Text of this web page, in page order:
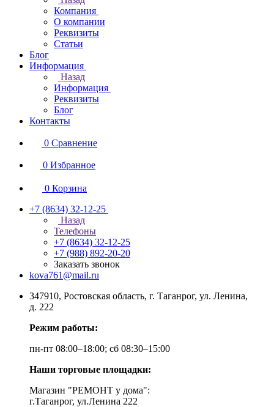
Компания
О компании
Реквизиты
Статьи
Блог
Информация
Назад
Информация
Реквизиты
Блог
Контакты
0 Сравнение
0 Избранное
0 Корзина
+7 (8634) 32-12-25
Назад
Телефоны
+7 (8634) 32-12-25
+7 (988) 892-20-20
Заказать звонок
kova761@mail.ru
347910, Ростовская область, г. Таганрог, ул. Ленина,
д. 222
Режим работы:
пн-пт 08:00–18:00; сб 08:30–15:00
Наши торговые площадки:
Магазин "РЕМОНТ у дома":
г.Таганрог, ул.Ленина 222